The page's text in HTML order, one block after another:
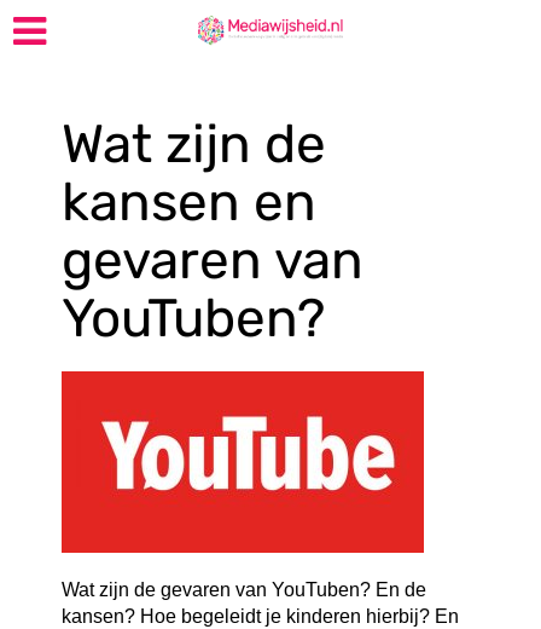
Wat zijn de
kansen en
gevaren van
YouTuben?
Wat zijn de gevaren van YouTuben? En de
kansen? Hoe begeleidt je kinderen hierbij? En